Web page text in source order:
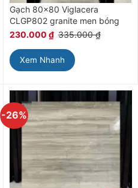
Gạch 80×80 Viglacera
CLGP802 granite men bóng
230.000 ₫ 335.000₫
Xem Nhanh
-26%